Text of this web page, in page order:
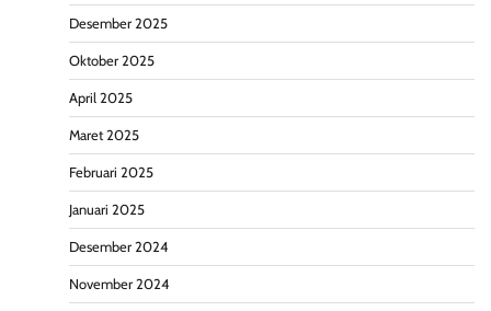
Desember 2025
Oktober 2025
April 2025
Maret 2025
Februari 2025
Januari 2025
Desember 2024
November 2024